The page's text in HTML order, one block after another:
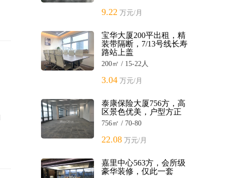
9.22 万元/月
宝华大厦200平出租，精
装带隔断，7/13号线长寿
路站上盖
200㎡ / 15-22人
3.04 万元/月
泰康保险大厦756方，高
区景色优美，户型方正
756㎡ / 70-80
22.08 万元/月
嘉里中心563方，会所级
豪华装修，仅此一套